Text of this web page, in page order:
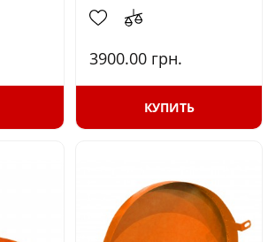
3900.00 грн.
КУПИТЬ